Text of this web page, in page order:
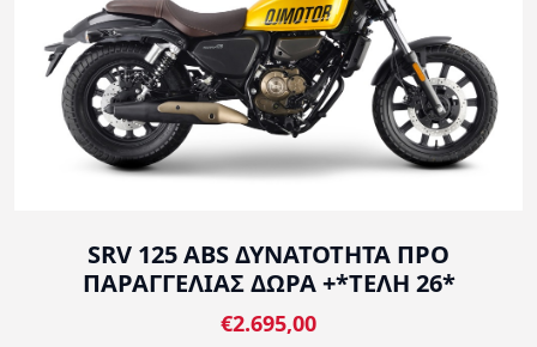
SRV 125 ABS ΔΥΝΑΤΟΤΗΤΑ ΠΡΟ
ΠΑΡΑΓΓΕΛΙΑΣ ΔΩΡΑ +*ΤΕΛΗ 26*
€2.695,00